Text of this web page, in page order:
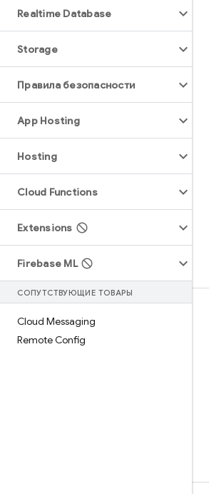
Realtime Database
Storage
Правила безопасности
App Hosting
Hosting
Cloud Functions
Extensions
Firebase ML
СОПУТСТВУЮЩИЕ ТОВАРЫ
Cloud Messaging
Remote Config
Обучение
Руководства